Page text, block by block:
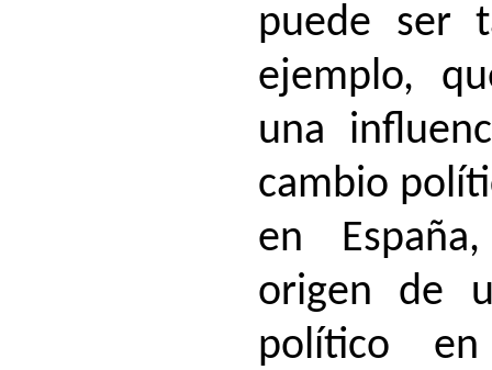
puede ser
ejemplo,
una
cambio
en
origen de
político